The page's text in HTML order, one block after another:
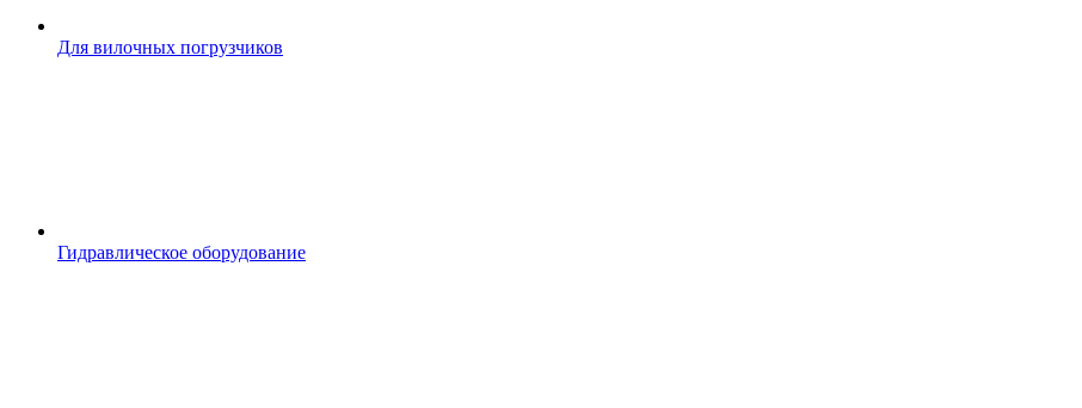
Для вилочных погрузчиков
Гидравлическое оборудование